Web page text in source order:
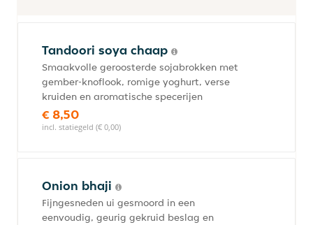
Tandoori soya chaap
Smaakvolle geroosterde sojabrokken met
gember-knoflook, romige yoghurt, verse
kruiden en aromatische specerijen
€ 8,50
incl. statiegeld (€ 0,00)
Onion bhaji
Fijngesneden ui gesmoord in een
eenvoudig, geurig gekruid beslag en